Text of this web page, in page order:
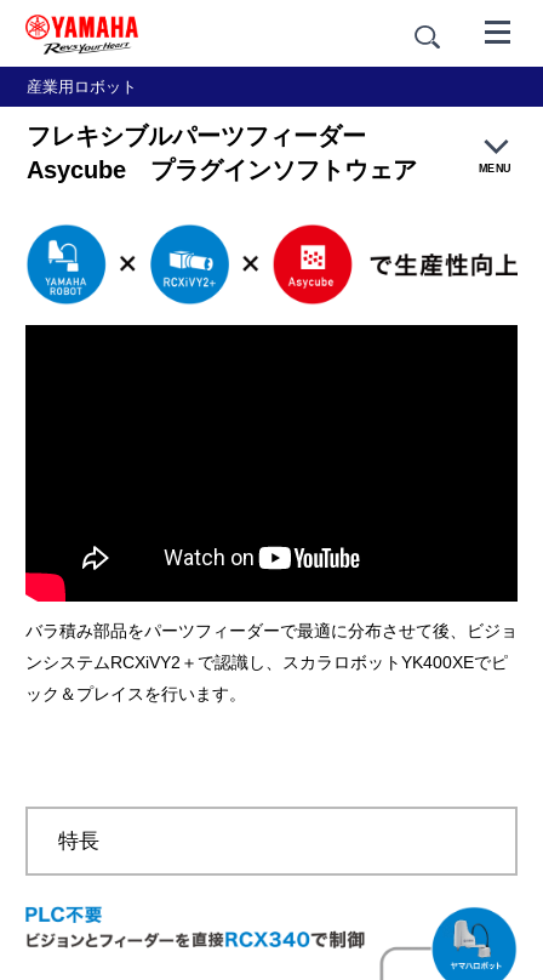
産業用ロボット
フレキシブルパーツフィーダー
Asycube プラグインソフトウェア
MENU
バラ積み部品をパーツフィーダーで最適に分布させて後、ビジョ
ンシステムRCXiVY2＋で認識し、スカラロボットYK400XEでピ
ック＆プレイスを行います。
特長